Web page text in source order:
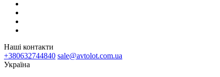
Наші контакти
+380632744840 sale@avtolot.com.ua
Українa